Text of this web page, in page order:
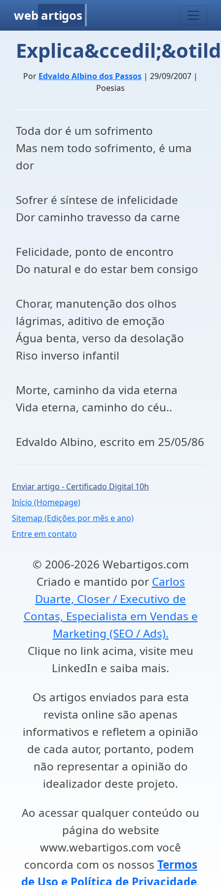
web artigos
Por Edvaldo Albino dos Passos | 29/09/2007 |
Poesias
Toda dor é um sofrimento
Mas nem todo sofrimento, é uma
dor
Sofrer é síntese de infelicidade
Dor caminho travesso da carne
Felicidade, ponto de encontro
Do natural e do estar bem consigo
Chorar, manutenção dos olhos
lágrimas, aditivo de emoção
Água benta, verso da desolação
Riso inverso infantil
Morte, caminho da vida eterna
Vida eterna, caminho do céu..
Edvaldo Albino, escrito em 25/05/86
Enviar artigo - Certificado Digital 10h
Início (Homepage)
Sitemap (Edições por mês e ano)
Entre em contato
© 2006-2026 Webartigos.com
Criado e mantido por Carlos
Duarte, Closer / Executivo de
Contas, Especialista em Vendas e
Marketing (SEO / Ads).
Clique no link acima, visite meu
LinkedIn e saiba mais.
Os artigos enviados para esta
revista online são apenas
informativos e refletem a opinião
de cada autor, portanto, podem
não representar a opinião do
idealizador deste projeto.
Ao acessar qualquer conteúdo ou
página do website
www.webartigos.com você
concorda com os nossos Termos
de Uso e Política de Privacidade.